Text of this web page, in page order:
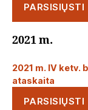
PARSISIŲSTI
2021 m.
2021 m. IV ketv.
ataskaita
PARSISIŲSTI